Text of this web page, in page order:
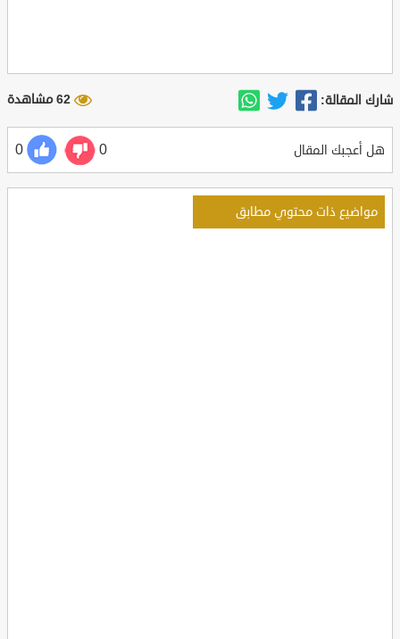
شارك المقالة: 62 مشاهدة
هل أعجبك المقال 0
0
مواضيع ذات محتوي مطابق